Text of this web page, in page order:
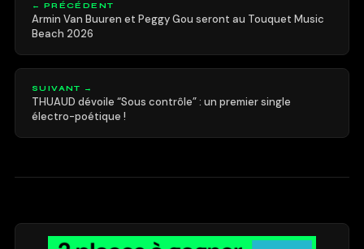
← PRÉCÉDENT
Armin Van Buuren et Peggy Gou seront au Touquet Music
Beach 2026
SUIVANT →
THUAUD dévoile “Sous contrôle” : un premier single
électro-poétique !